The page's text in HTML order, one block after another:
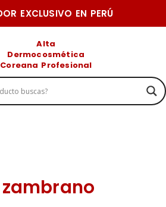
EXCLUSIVO EN PERÚ
Alta
Dermocosmética
Coreana Profesional